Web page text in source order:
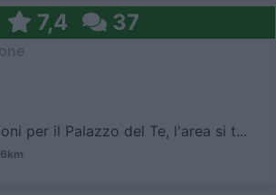
7,4 37
per il Palazzo del Te, l'area si t...